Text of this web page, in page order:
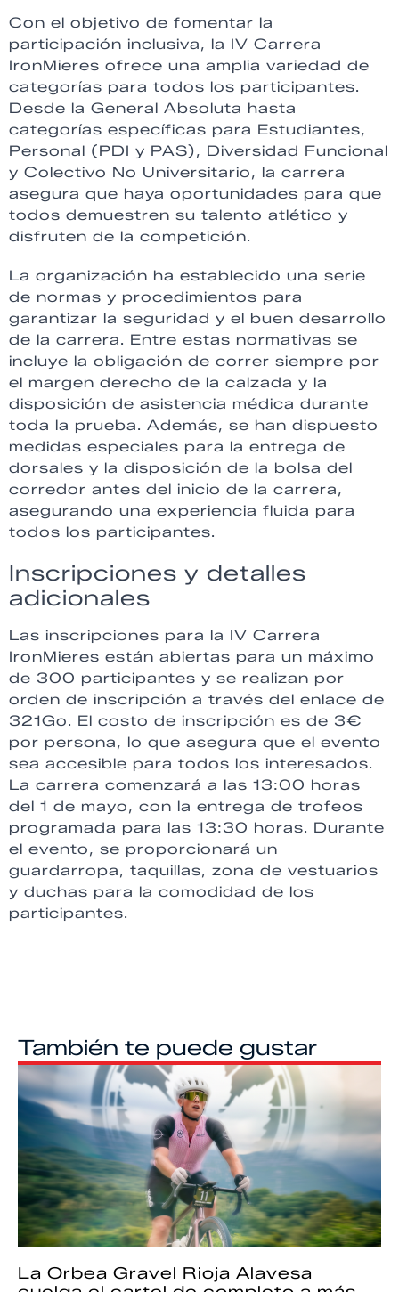
Con el objetivo de fomentar la
participación inclusiva, la IV Carrera
IronMieres ofrece una amplia variedad de
categorías para todos los participantes.
Desde la General Absoluta hasta
categorías específicas para Estudiantes,
Personal (PDI y PAS), Diversidad Funcional
y Colectivo No Universitario, la carrera
asegura que haya oportunidades para que
todos demuestren su talento atlético y
disfruten de la competición.
La organización ha establecido una serie
de normas y procedimientos para
garantizar la seguridad y el buen desarrollo
de la carrera. Entre estas normativas se
incluye la obligación de correr siempre por
el margen derecho de la calzada y la
disposición de asistencia médica durante
toda la prueba. Además, se han dispuesto
medidas especiales para la entrega de
dorsales y la disposición de la bolsa del
corredor antes del inicio de la carrera,
asegurando una experiencia fluida para
todos los participantes.
Inscripciones y detalles
adicionales
Las inscripciones para la IV Carrera
IronMieres están abiertas para un máximo
de 300 participantes y se realizan por
orden de inscripción a través del enlace de
321Go. El costo de inscripción es de 3€
por persona, lo que asegura que el evento
sea accesible para todos los interesados.
La carrera comenzará a las 13:00 horas
del 1 de mayo, con la entrega de trofeos
programada para las 13:30 horas. Durante
el evento, se proporcionará un
guardarropa, taquillas, zona de vestuarios
y duchas para la comodidad de los
participantes.
También te puede gustar
La Orbea Gravel Rioja Alavesa